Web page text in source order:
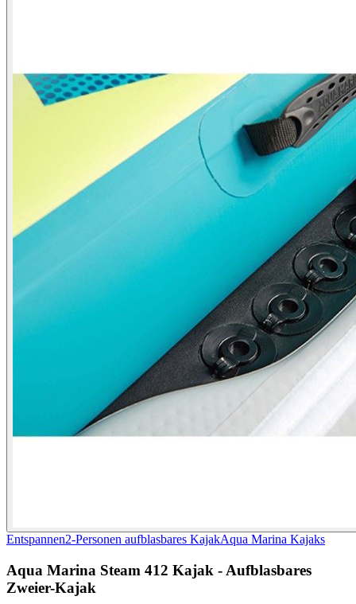
Entspannen2-Personen aufblasbares KajakAqua Marina Kajaks
Aqua Marina Steam 412 Kajak - Aufblasbares
Zweier-Kajak